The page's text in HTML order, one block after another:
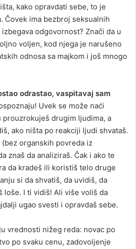
kako opravdati sebe, to je
Čovek ima bezbroj seksualnih
odgovornost? Znači da u
voljen, kod njega je narušeno
odnosa sa majkom i još mnogo
odrastao, vaspitavaj sam
Uvek se može naći
prouzrokuješ drugim ljudima, a
ako ništa po reakciji ljudi shvataš.
organskih povreda iz
znaš da analiziraš. Čak i ako te
da kradeš ili koristiš telo druge
si da shvatiš, da uvidiš, da
loše. I ti vidiš! Ali više voliš da
ugao svesti i opravdaš sebe.
vrednosti nižeg reda: novac po
po svaku cenu, zadovoljenje